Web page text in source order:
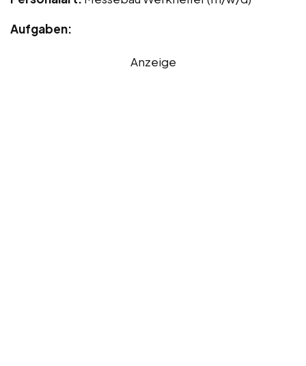
Aufgaben:
Anzeige